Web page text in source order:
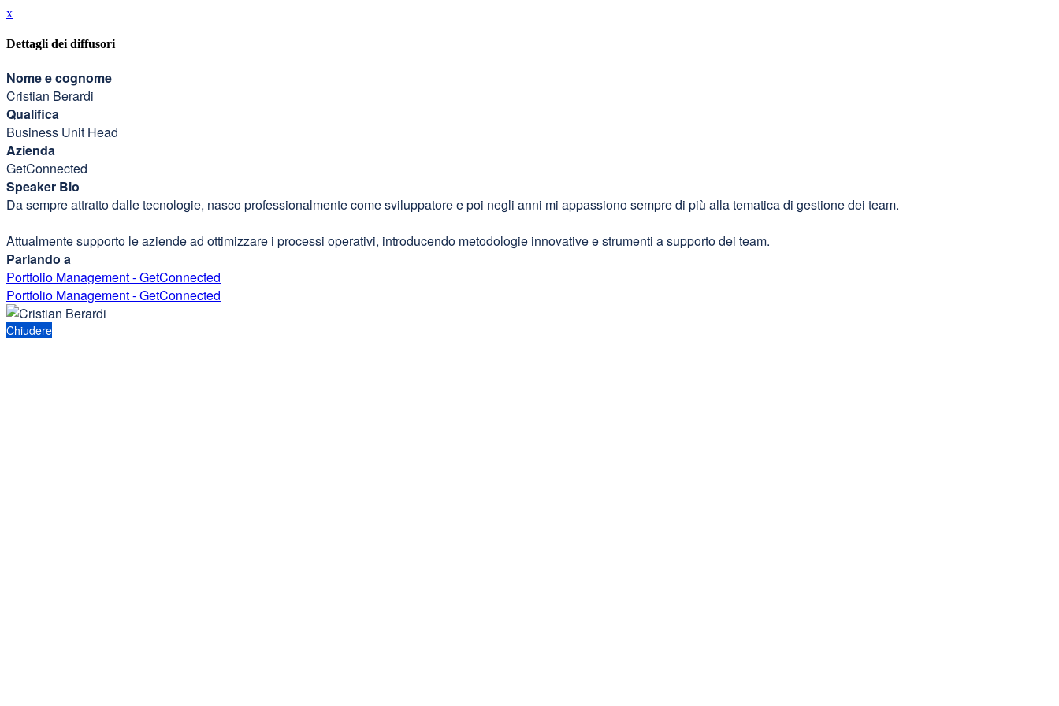
x
Dettagli dei diffusori
Nome e cognome
Cristian Berardi
Qualifica
Business Unit Head
Azienda
GetConnected
Speaker Bio
Da sempre attratto dalle tecnologie, nasco professionalmente come sviluppatore e poi negli anni mi appassiono sempre di più alla tematica di gestione dei team.
Attualmente supporto le aziende ad ottimizzare i processi operativi, introducendo metodologie innovative e strumenti a supporto dei team.
Parlando a
Portfolio Management - GetConnected
Portfolio Management - GetConnected
Chiudere